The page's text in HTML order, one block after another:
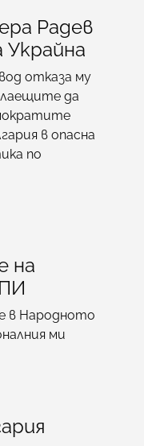
Радев
Украйна
отказа му
да
в опасна
по
на
в Народното
ми